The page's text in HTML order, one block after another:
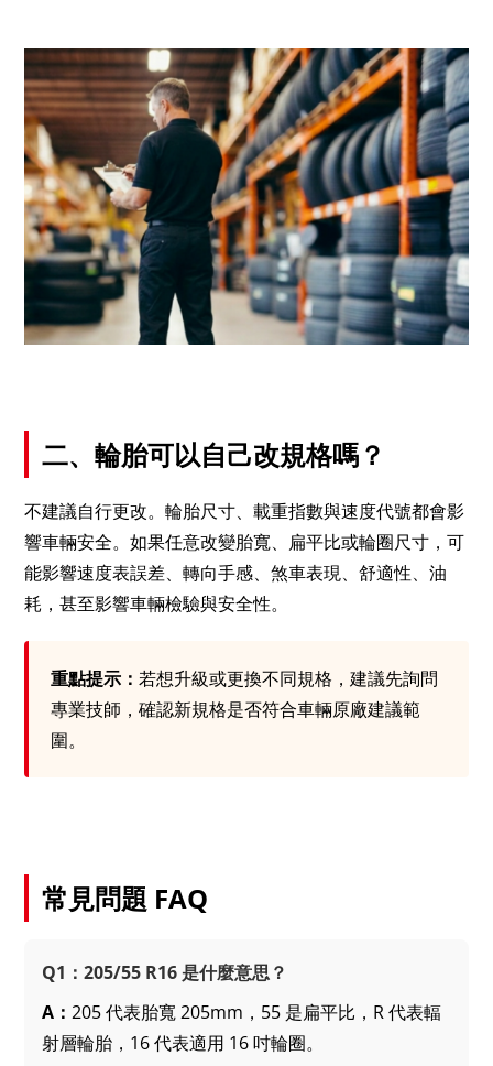
二、輪胎可以自己改規格嗎？
不建議自行更改。輪胎尺寸、載重指數與速度代號都會影
響車輛安全。如果任意改變胎寬、扁平比或輪圈尺寸，可
能影響速度表誤差、轉向手感、煞車表現、舒適性、油
耗，甚至影響車輛檢驗與安全性。
重點提示：若想升級或更換不同規格，建議先詢問
專業技師，確認新規格是否符合車輛原廠建議範
圍。
常見問題 FAQ
Q1：205/55 R16 是什麼意思？
A：205 代表胎寬 205mm，55 是扁平比，R 代表輻
射層輪胎，16 代表適用 16 吋輪圈。